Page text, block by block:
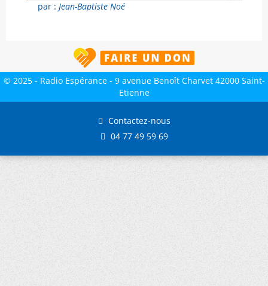
par : Jean-Baptiste Noé
© 2025 - Radio Espérance - 9 avenue Benoît Charvet 42000 Saint-
Etienne
Contactez-nous
04 77 49 59 69